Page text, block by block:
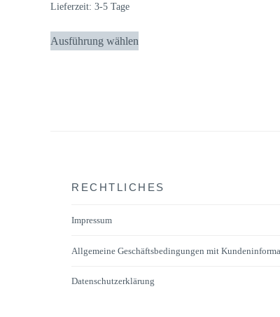
Lieferzeit: 3-5 Tage
Ausführung wählen
Dieses
Produkt
gewählt
RECHTLICHES
Impressum
Allgemeine Geschäftsbedingungen mit
Datenschutzerklärung